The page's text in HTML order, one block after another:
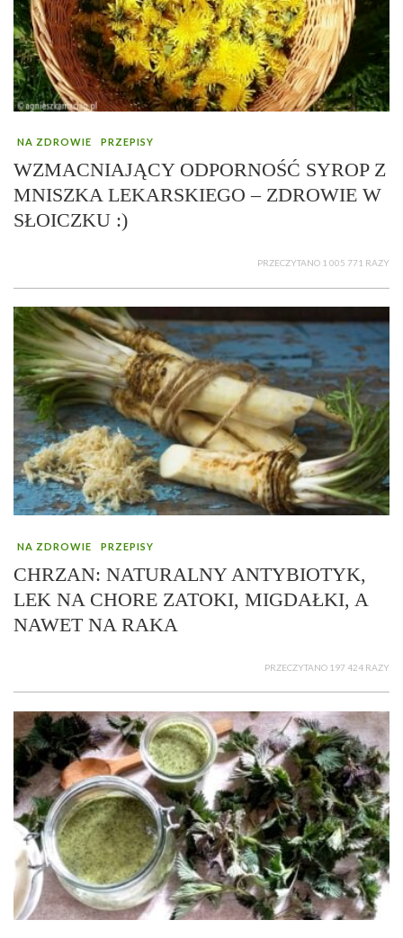
NA ZDROWIE PRZEPISY
WZMACNIAJĄCY ODPORNOŚĆ SYROP Z
MNISZKA LEKARSKIEGO – ZDROWIE W
SŁOICZKU :)
PRZECZYTANO 1 005 771 RAZY
NA ZDROWIE PRZEPISY
CHRZAN: NATURALNY ANTYBIOTYK,
LEK NA CHORE ZATOKI, MIGDAŁKI, A
NAWET NA RAKA
PRZECZYTANO 197 424 RAZY